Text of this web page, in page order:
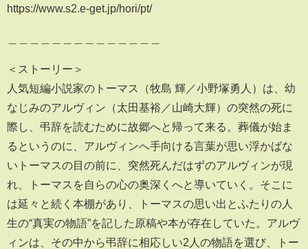
https://www.s2.e-get.jp/hori/pt/
＜ストーリー＞
人気短編小説家のトーマス（牧島 輝／小野塚勇人）は、幼
なじみのアルヴィン（太田基裕／山崎大輝）の突然の死に
際し、弔辞を読むために故郷へと帰って来る。葬儀が始ま
るというのに、アルヴィンへ手向ける言葉が思い浮かばな
いトーマスの目の前に、突然死んだはずのアルヴィンが現
れ、トーマスを自らの心の奥深くへと導いていく。そこに
は延々と続く本棚があり、トーマスの思い出とふたりの人
生の“真実の物語”を記した原稿や本が存在していた。アルヴ
ィンは、その中から弔辞に相応しい2人の物語を選び、トー